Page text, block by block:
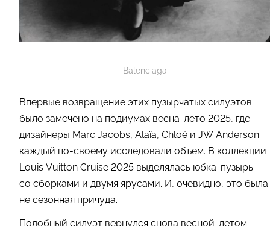
Balenciaga
Впервые возвращение этих пузырчатых силуэтов
было замечено на подиумах весна-лето 2025, где
дизайнеры Marc Jacobs, Alaïa, Chloé и JW Anderson
каждый по-своему исследовали объем. В коллекции
Louis Vuitton Cruise 2025 выделялась юбка-пузырь
со сборками и двумя ярусами. И, очевидно, это была
не сезонная причуда.
Подобный силуэт вернулся снова весной-летом